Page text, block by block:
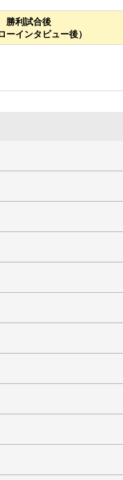
勝利試合後
ーインタビュー後）